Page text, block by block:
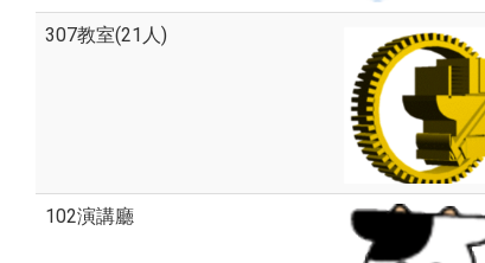
307教室(21人)
102演講廳